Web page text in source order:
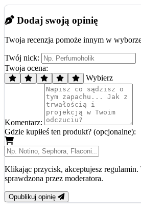
Dodaj swoją opinię
Twoja recenzja pomoże innym w
Twój nick:
Twoja ocena:
Wybierz
Komentarz:
Gdzie kupiłeś ten produkt? (opcjonalne):
Klikając przycisk, akceptujesz
sprawdzona przez moderatora.
Opublikuj opinię